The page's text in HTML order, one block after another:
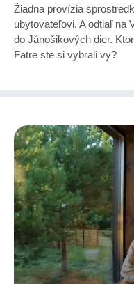
Žiadna provízia
ubytovateľovi. A odtiaľ na
do Jánošikových dier.
Fatre ste si vybrali vy?